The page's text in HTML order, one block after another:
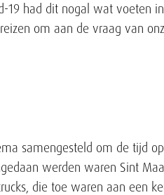
19 had dit nogal wat voeten
om aan de vraag van
samengesteld om de tijd
werden waren Sint
die toe waren aan een